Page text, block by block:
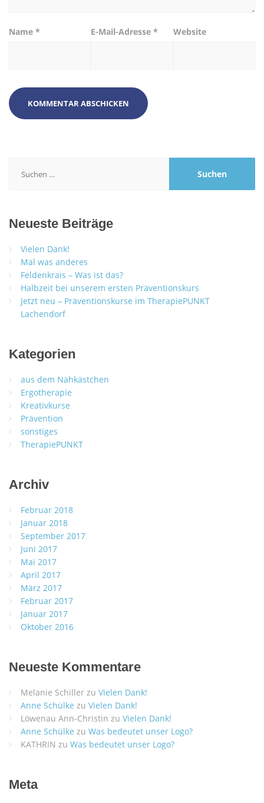
Name * E-Mail-Adresse* Website
nach:
Neueste Beiträge
Vielen Dank!
Mal was anderes
Feldenkrais – Was ist das?
Halbzeit bei unserem ersten Präventionskurs
Jetzt neu – Präventionskurse im TherapiePUNKT
Lachendorf
Kategorien
aus dem Nähkästchen
Ergotherapie
Kreativkurse
Prävention
sonstiges
TherapiePUNKT
Archiv
Februar 2018
Januar 2018
September 2017
Juni 2017
Mai 2017
April 2017
März 2017
Februar 2017
Januar 2017
Oktober 2016
Neueste Kommentare
Melanie Schiller zu Vielen Dank!
Anne Schülke zu Vielen Dank!
Löwenau Ann-Christin zu Vielen Dank!
Anne Schülke zu Was bedeutet unser Logo?
KATHRIN zu Was bedeutet unser Logo?
Meta